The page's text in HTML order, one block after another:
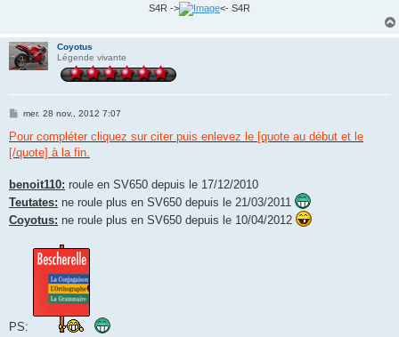
S4R ->
<- S4R
Coyotus
Légende vivante
M
s
s
a
mer. 28 nov., 2012 7:07
Pour compléter cliquez sur citer puis enlevez le [quote au début et le
[/quote] à la fin.
benoit110: roule en SV650 depuis le 17/12/2010
Teutates: ne roule plus en SV650 depuis le 21/03/2011
Coyotus: ne roule plus en SV650 depuis le 10/04/2012
PS: